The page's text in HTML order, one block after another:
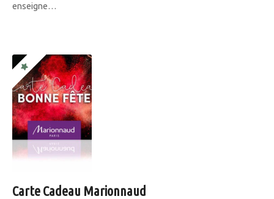
enseigne…
Carte Cadeau Marionnaud